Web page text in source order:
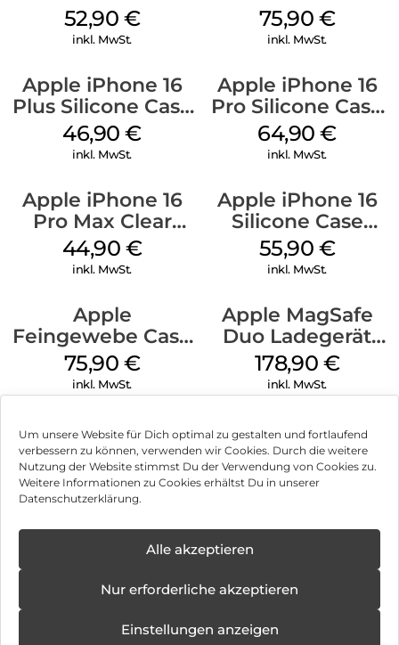
Um unsere Website für Dich optimal zu gestalten und fortlaufend
verbessern zu können, verwenden wir Cookies. Durch die weitere
Nutzung der Website stimmst Du der Verwendung von Cookies zu.
Weitere Informationen zu Cookies erhältst Du in unserer
Datenschutzerklärung.
Alle akzeptieren
Nur erforderliche akzeptieren
Einstellungen anzeigen
Case MagSafe
Ultramarine
52,90 €
inkl. MwSt.
Case MagSafe
Stone Gray
75,90 €
inkl. MwSt.
Apple iPhone 16
Plus Silicone Case
MagSafe Stone
Gray
46,90€
inkl. MwSt.
Apple iPhone 16
Pro Silicone Case
MagSafe Denim
64,90€
inkl. MwSt.
Apple iPhone 16
Pro Max Clear
Case MagSafe
Transparent
44,90 €
inkl. MwSt.
Apple iPhone 16
Silicone Case
MagSafe
Ultramarine
55,90 €
inkl. MwSt.
Apple
Feingewebe Case
iPhone 15 Pro
MagSafe Schwarz
75,90 €
inkl. MwSt.
Apple MagSafe
Duo Ladegerät
Weiß
178,90 €
inkl. MwSt.
Impressum
Hinweis zur Batterieentsorgung